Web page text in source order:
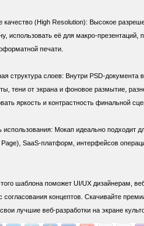
качество (High Resolution): Высокое
использовать её для макро-
печати.
структура слоев: Внутри PSD-
тени от экрана и фоновое размытие,
яркость и контрастность финальной
использования: Мокап идеально подходит
Page), SaaS-платформ, интерфейсов
шаблона поможет UI/UX дизайнерам,
согласования концептов. Скачивайте
лучшие веб-разработки на экране